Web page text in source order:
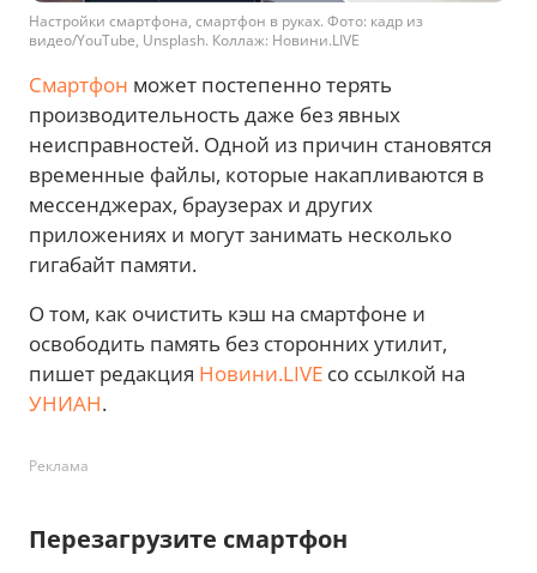
Настройки смартфона, смартфон в руках. Фото: кадр из
видео/YouTube, Unsplash. Коллаж: Новини.LIVE
Смартфон может постепенно терять
производительность даже без явных
неисправностей. Одной из причин становятся
временные файлы, которые накапливаются в
мессенджерах, браузерах и других
приложениях и могут занимать несколько
гигабайт памяти.
О том, как очистить кэш на смартфоне и
освободить память без сторонних утилит,
пишет редакция Новини.LIVE со ссылкой на
УНИАН.
Реклама
Перезагрузите смартфон